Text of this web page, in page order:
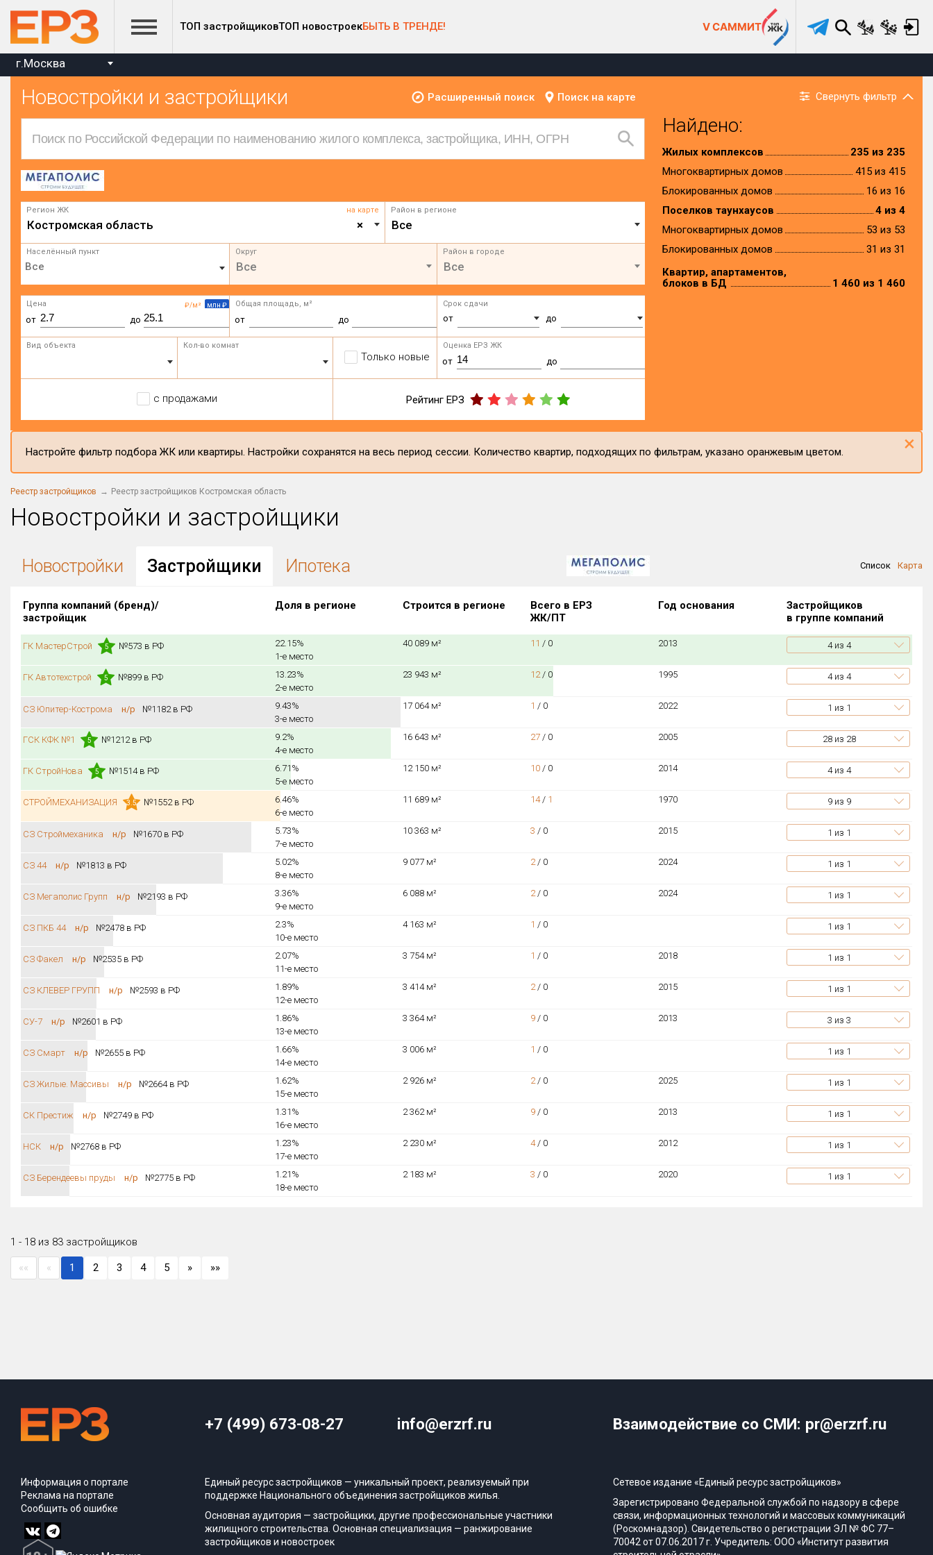
ТОП застройщиковТОП новостроекБЫТЬ В ТРЕНДЕ! V САММИТ
г.Москва
Новостройки и застройщики Расширенный поиск Поиск на карте Свернуть фильтр
Регион ЖК на карте
×
Костромская область
Район в регионе
Все
Населённый пункт Округ
Все
Район в городе
Все
₽/м² млн ₽
Цена
от до
Общая площадь, м²
от до
Срок сдачи
от до
Вид объекта Кол-во комнат
Только новые
Оценка ЕРЗ ЖК
от до
с продажами Рейтинг ЕРЗ
Найдено:
Жилых комплексов
235 из 235
Многоквартирных домов
415 из 415
Блокированных домов
16 из 16
Поселков таунхаусов
4 из 4
Многоквартирных домов
53 из 53
Блокированных домов
31 из 31
Квартир, апартаментов,
блоков в БД
1 460 из 1 460
Настройте фильтр подбора ЖК или квартиры. Настройки сохранятся на весь период сессии. Количество квартир, подходящих по фильтрам, указано оранжевым цветом. ×
Реестр застройщиков Реестр застройщиков Костромская область
Новостройки и застройщики
Новостройки Застройщики Ипотека Список Карта
Группа компаний (бренд)/
застройщик
Доля в регионе Строится в регионе
Всего в ЕРЗ
ЖК/ПТ
Год основания
Застройщиков
в группе компаний
ГК МастерСтрой 5 №573 в РФ
22.15%
1-е место
40 089 м² 11/ 0 2013 4из 4
ГК Автотехстрой 5 №899 в РФ
13.23%
2-е место
23 943 м² 12/ 0 1995 4из 4
СЗ Юпитер-Кострома н/р №1182 в РФ
9.43%
3-е место
17 064 м² 1/ 0 2022 1 из 1
ГСК КФК №1 5 №1212 в РФ
9.2%
4-е место
16 643 м² 27/ 0 2005 28из 28
ГК СтройНова 5 №1514 в РФ
6.71%
5-е место
12 150 м² 10/ 0 2014 4из 4
СТРОЙМЕХАНИЗАЦИЯ 3.5 №1552 в РФ
6.46%
6-е место
11 689 м² 14/ 1 1970 9из 9
СЗ Строймеханика н/р №1670 в РФ
5.73%
7-е место
10 363 м² 3/ 0 2015 1 из 1
СЗ 44 н/р №1813 в РФ
5.02%
8-е место
9 077 м² 2/ 0 2024 1 из 1
СЗ Мегаполис Групп н/р №2193 в РФ
3.36%
9-е место
6 088 м² 2/ 0 2024 1 из 1
СЗ ПКБ 44 н/р №2478 в РФ
2.3%
10-е место
4 163 м² 1/ 0 1 из 1
СЗ Факел н/р №2535 в РФ
2.07%
11-е место
3 754 м² 1/ 0 2018 1 из 1
СЗ КЛЕВЕР ГРУПП н/р №2593 в РФ
1.89%
12-е место
3 414 м² 2/ 0 2015 1 из 1
СУ-7 н/р №2601 в РФ
1.86%
13-е место
3 364 м² 9/ 0 2013 3 из 3
СЗ Смарт н/р №2655 в РФ
1.66%
14-е место
3 006 м² 1/ 0 1 из 1
СЗ Жилые. Массивы н/р №2664 в РФ
1.62%
15-е место
2 926 м² 2/ 0 2025 1 из 1
СК Престиж н/р №2749 в РФ
1.31%
16-е место
2 362 м² 9/ 0 2013 1 из 1
НСК н/р №2768 в РФ
1.23%
17-е место
2 230 м² 4/ 0 2012 1 из 1
СЗ Берендеевы пруды н/р №2775 в РФ
1.21%
18-е место
2 183 м² 3/ 0 2020 1 из 1
1 - 18 из 83 застройщиков
«« « 1 2 3 4 5 » »»
+7 (499) 673-08-27 info@erzrf.ru Взаимодействие со СМИ: pr@erzrf.ru
Информация о портале
Реклама на портале
Сообщить об ошибке
Единый ресурс застройщиков — уникальный проект, реализуемый при
поддержке Национального объединения застройщиков жилья.
Основная аудитория — застройщики, другие профессиональные участники
жилищного строительства. Основная специализация — ранжирование
застройщиков и новостроек
Сетевое издание «Единый ресурс застройщиков»
Зарегистрировано Федеральной службой по надзору в сфере
связи, информационных технологий и массовых коммуникаций
(Роскомнадзор). Свидетельство о регистрации ЭЛ № ФС 77–
70042 от 07.06.2017 г. Учредитель: ООО «Институт развития